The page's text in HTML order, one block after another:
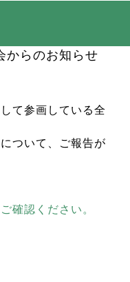
からのお知らせ
て参画している全
ついて、ご報告が
確認ください。